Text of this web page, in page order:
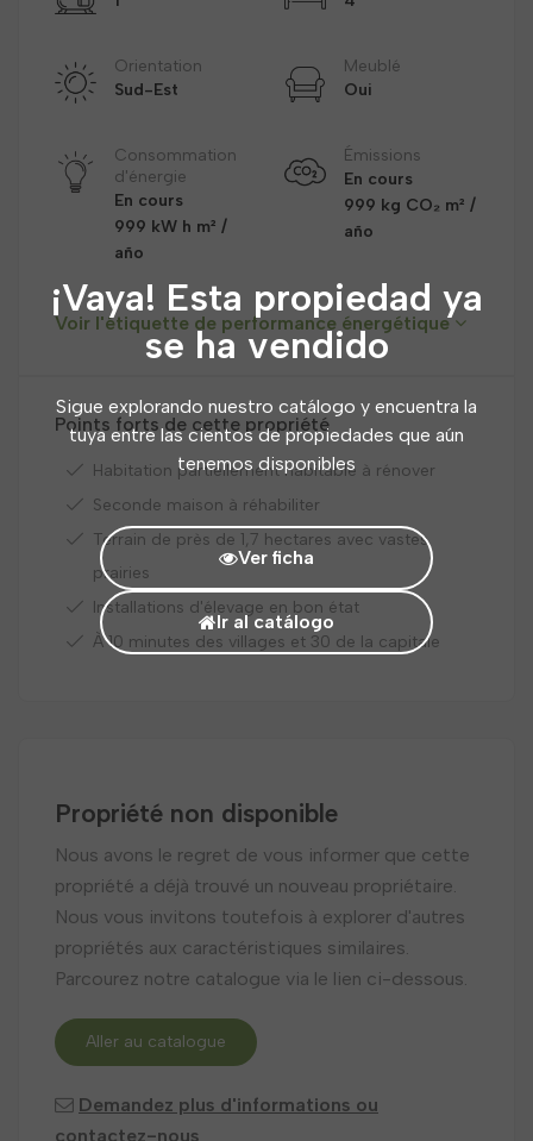
¡Vaya! Esta propiedad ya
se ha vendido
Sigue explorando nuestro catálogo y encuentra la
tuya entre las cientos de propiedades que aún
tenemos disponibles
Ver ficha
Ir al catálogo
Orientation
Sud-Est
Meublé
Oui
Consommation
d'énergie
En cours
999 kW h m² /
año
Émissions
En cours
999 kg CO₂ m² /
año
Voir l'étiquette de performance énergétique
Points forts de cette propriété
Habitation partiellement habitable à rénover
Seconde maison à réhabiliter
Terrain de près de 1,7 hectares avec vastes
prairies
Installations d'élevage en bon état
À 10 minutes des villages et 30 de la capitale
Propriété non disponible
Nous avons le regret de vous informer que cette
propriété a déjà trouvé un nouveau propriétaire.
Nous vous invitons toutefois à explorer d'autres
propriétés aux caractéristiques similaires.
Parcourez notre catalogue via le lien ci-dessous.
Aller au catalogue
Demandez plus d'informations ou
contactez-nous